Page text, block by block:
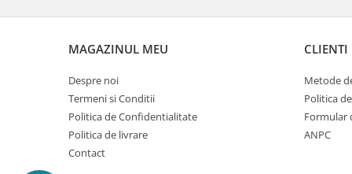
MAGAZINUL MEU
Despre noi
Termeni si Conditii
Politica de Confidentialitate
Politica de livrare
Contact
CLIENTI
Metode
Politica
Formular
ANPC